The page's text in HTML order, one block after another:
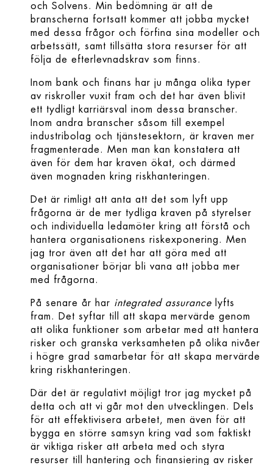
och Solvens. Min bedömning är att de
branscherna fortsatt kommer att jobba mycket
med dessa frågor och förfina sina modeller och
arbetssätt, samt tillsätta stora resurser för att
följa de efterlevnadskrav som finns.
Inom bank och finans har ju många olika typer
av riskroller vuxit fram och det har även blivit
ett tydligt karriärsval inom dessa branscher.
Inom andra branscher såsom till exempel
industribolag och tjänstesektorn, är kraven mer
fragmenterade. Men man kan konstatera att
även för dem har kraven ökat, och därmed
även mognaden kring riskhanteringen.
Det är rimligt att anta att det som lyft upp
frågorna är de mer tydliga kraven på styrelser
och individuella ledamöter kring att förstå och
hantera organisationens riskexponering. Men
jag tror även att det har att göra med att
organisationer börjar bli vana att jobba mer
med frågorna.
På senare år har integrated assurance lyfts
fram. Det syftar till att skapa mervärde genom
att olika funktioner som arbetar med att hantera
risker och granska verksamheten på olika nivåer
i högre grad samarbetar för att skapa mervärde
kring riskhanteringen.
Där det är regulativt möjligt tror jag mycket på
detta och att vi går mot den utvecklingen. Dels
för att effektivisera arbetet, men även för att
bygga en större samsyn kring vad som faktiskt
är viktiga risker att arbeta med och styra
resurser till hantering och finansiering av risker